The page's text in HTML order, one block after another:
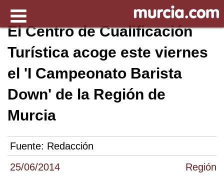
25/06/2014 Región
El Centro de Cualificación
Turística acoge este viernes
el 'I Campeonato Barista
Down' de la Región de
Murcia
Fuente: Redacción